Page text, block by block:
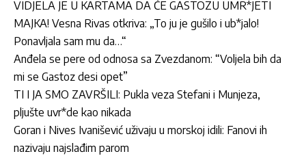
VIDJELA JE U KARTAMA DA ĆE GASTOZU UMR*JETI
MAJKA! Vesna Rivas otkriva: „To ju je gušilo i ub*jalo!
Ponavljala sam mu da…“
Anđela se pere od odnosa sa Zvezdanom: “Voljela bih da
mi se Gastoz desi opet”
TI I JA SMO ZAVRŠILI: Pukla veza Stefani i Munjeza,
pljušte uvr*de kao nikada
Goran i Nives Ivanišević uživaju u morskoj idili: Fanovi ih
nazivaju najslađim parom